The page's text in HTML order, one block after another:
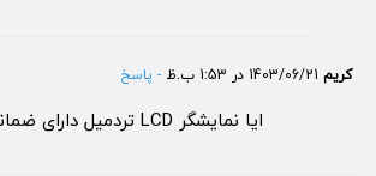
کریم - پاسخ
ایا نمایشگر LCD تردمیل دارای ضمانت نامه است؟